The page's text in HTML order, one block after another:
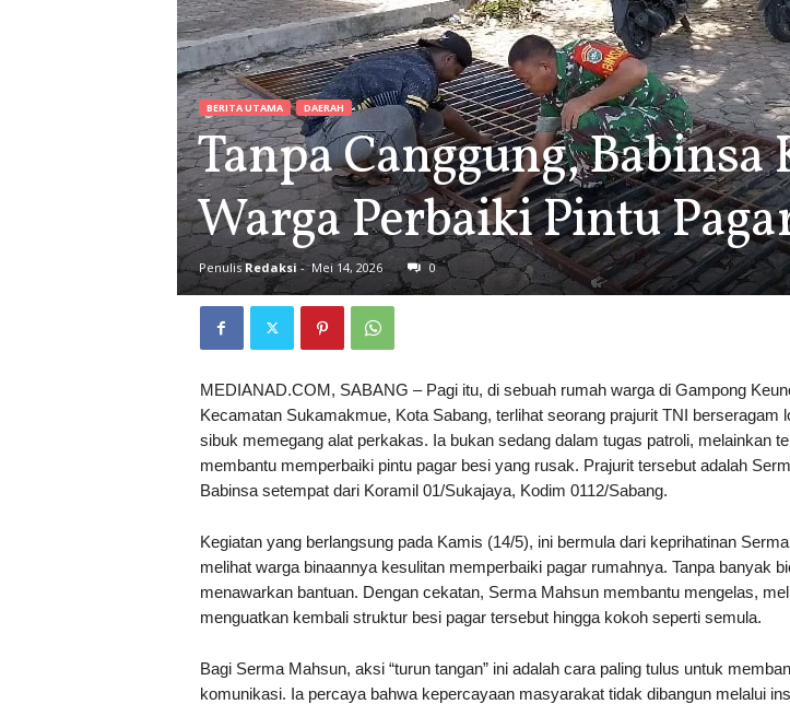
BERITA UTAMA DAERAH
Tanpa Canggung,
Warga Perbaiki Pintu
Penulis Redaksi - Mei 14, 2026 0
MEDIANAD.COM, SABANG – Pagi itu, di sebuah rumah warga di Gampong
Kecamatan Sukamakmue, Kota Sabang, terlihat seorang prajurit TNI berseragam
sibuk memegang alat perkakas. Ia bukan sedang dalam tugas patroli, melainkan
membantu memperbaiki pintu pagar besi yang rusak. Prajurit tersebut adalah
Babinsa setempat dari Koramil 01/Sukajaya, Kodim 0112/Sabang.
Kegiatan yang berlangsung pada Kamis (14/5), ini bermula dari keprihatinan
melihat warga binaannya kesulitan memperbaiki pagar rumahnya. Tanpa banyak
menawarkan bantuan. Dengan cekatan, Serma Mahsun membantu mengelas,
menguatkan kembali struktur besi pagar tersebut hingga kokoh seperti semula.
Bagi Serma Mahsun, aksi “turun tangan” ini adalah cara paling tulus untuk
komunikasi. Ia percaya bahwa kepercayaan masyarakat tidak dibangun melalui